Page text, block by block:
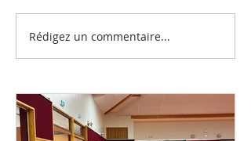
Le marché de Noël
Rédigez un commentaire...